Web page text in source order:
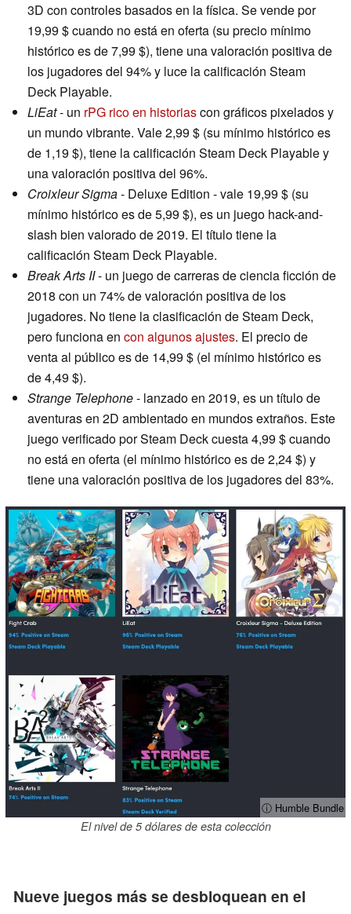
3D con controles basados en la física. Se vende por
19,99 $ cuando no está en oferta (su precio mínimo
histórico es de 7,99 $), tiene una valoración positiva de
los jugadores del 94% y luce la calificación Steam
Deck Playable.
LiEat- un rPG rico en historiascon gráficos pixelados y
un mundo vibrante. Vale 2,99 $ (su mínimo histórico es
de 1,19 $), tiene la calificación Steam Deck Playable y
una valoración positiva del 96%.
Croixleur Sigma- Deluxe Edition - vale 19,99 $ (su
mínimo histórico es de 5,99 $), es un juego hack-and-
slash bien valorado de 2019. El título tiene la
calificación Steam Deck Playable.
Break Arts II- un juego de carreras de ciencia ficción de
2018 con un 74% de valoración positiva de los
jugadores. No tiene la clasificación de Steam Deck,
pero funciona en con algunos ajustes. El precio de
venta al público es de 14,99 $ (el mínimo histórico es
de 4,49 $).
Strange Telephone- lanzado en 2019, es un título de
aventuras en 2D ambientado en mundos extraños. Este
juego verificado por Steam Deck cuesta 4,99 $ cuando
no está en oferta (el mínimo histórico es de 2,24 $) y
tiene una valoración positiva de los jugadores del 83%.
ⓘ Humble Bundle
El nivel de 5 dólares de esta colección
Nueve juegos más se desbloquean en el